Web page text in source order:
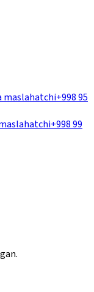
maslahatchi+998 95
+998 99
.